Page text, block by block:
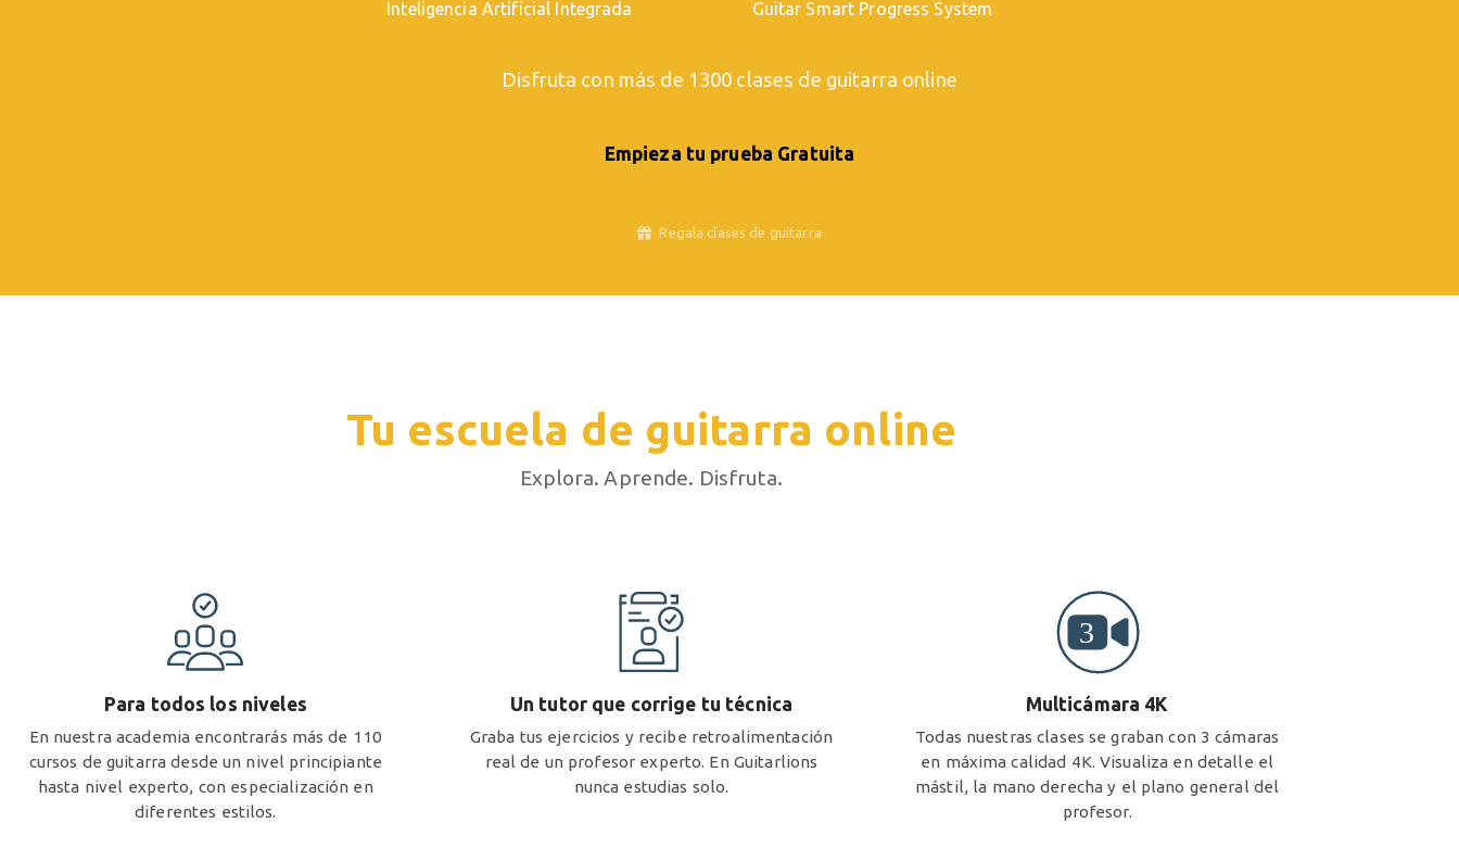
Inteligencia Artificial Integrada
Guitar Smart Progress System
Disfruta con más de 1300 clases de guitarra online
Empieza tu prueba Gratuita
Regala clases de guitarra
Tu escuela de guitarra online
Explora. Aprende. Disfruta.
Para todos los niveles
En nuestra academia encontrarás más de 110
cursos de guitarra desde un nivel principiante
hasta nivel experto, con especialización en
diferentes estilos.
Un tutor que corrige tu técnica
Graba tus ejercicios y recibe retroalimentación
real de un profesor experto. En Guitarlions
nunca estudias solo.
Multicámara 4K
Todas nuestras clases se graban con 3 cámaras
en máxima calidad 4K. Visualiza en detalle el
mástil, la mano derecha y el plano general del
profesor.